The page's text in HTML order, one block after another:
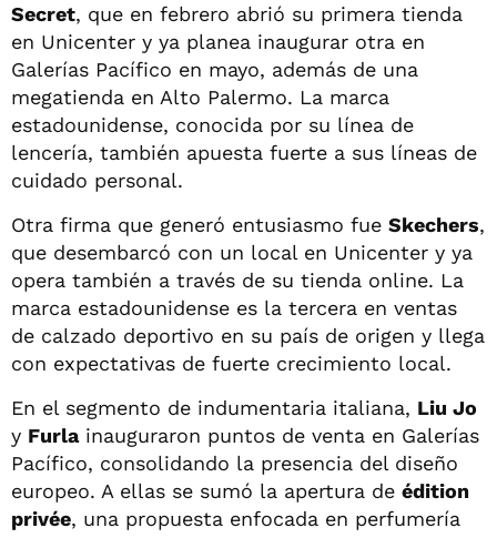
Secret, que en febrero abrió su primera tienda
en Unicenter y ya planea inaugurar otra en
Galerías Pacífico en mayo, además de una
megatienda en Alto Palermo. La marca
estadounidense, conocida por su línea de
lencería, también apuesta fuerte a sus líneas de
cuidado personal.
Otra firma que generó entusiasmo fue Skechers,
que desembarcó con un local en Unicenter y ya
opera también a través de su tienda online. La
marca estadounidense es la tercera en ventas
de calzado deportivo en su país de origen y llega
con expectativas de fuerte crecimiento local.
En el segmento de indumentaria italiana, Liu Jo
y Furlainauguraron puntos de venta en Galerías
Pacífico, consolidando la presencia del diseño
europeo. A ellas se sumó la apertura de édition
privée, una propuesta enfocada en perfumería